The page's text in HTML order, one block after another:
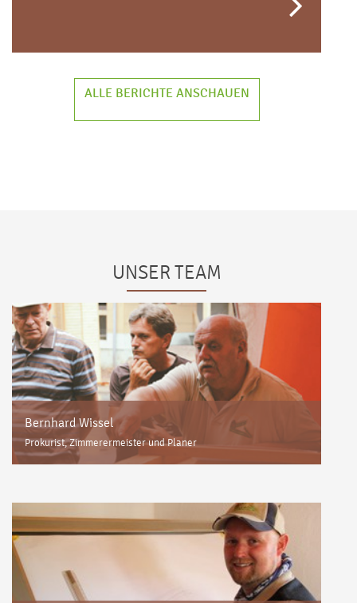
ALLE BERICHTE ANSCHAUEN
UNSER TEAM
Bernhard Wissel
Prokurist, Zimmerermeister und Planer